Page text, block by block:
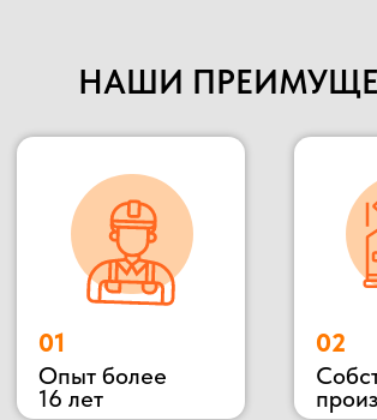
НАШИ
03 04
05
производителя